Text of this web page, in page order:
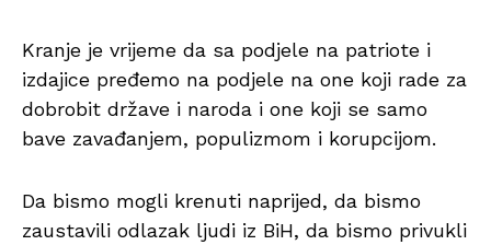
Kranje je vrijeme da sa podjele na patriote i
izdajice pređemo na podjele na one koji rade za
dobrobit države i naroda i one koji se samo
bave zavađanjem, populizmom i korupcijom.
Da bismo mogli krenuti naprijed, da bismo
zaustavili odlazak ljudi iz BiH, da bismo privukli